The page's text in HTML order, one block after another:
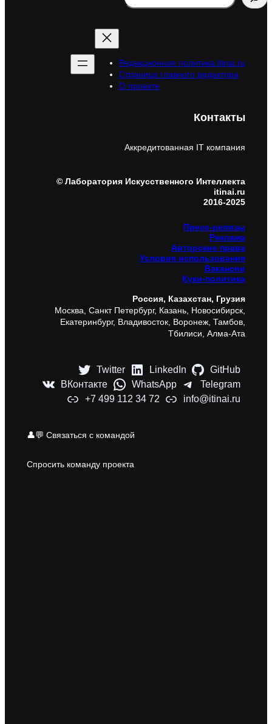
Редакционная политика itinai.ru
Страница главного редактора
О проекте
Контакты
Аккредитованная IT компания
© Лаборатория Искусственного Интеллекта
itinai.ru
2016-2025
Пресс-релизы
Реклама
Авторские права
Условия использования
Вакансии
Куки-политика
Россия, Казахстан, Грузия
Москва, Санкт Петербург, Казань, Новосибирск,
Екатеринбург, Владивосток, Воронеж, Тамбов,
Тбилиси, Алма-Ата
Twitter LinkedIn
GitHub
ВКонтакте
WhatsApp
Telegram
+7 499 112 34 72
info@itinai.ru
👤💬 Связаться с командой
Спросить команду проекта